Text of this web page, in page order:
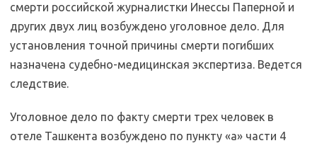
смерти российской журналистки Инессы Паперной и
других двух лиц возбуждено уголовное дело. Для
установления точной причины смерти погибших
назначена судебно-медицинская экспертиза. Ведется
следствие.
Уголовное дело по факту смерти трех человек в
отеле Ташкента возбуждено по пункту «а» части 4